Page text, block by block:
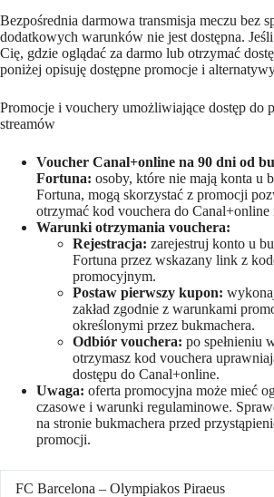
Bezpośrednia darmowa transmisja meczu bez
dodatkowych warunków nie jest dostępna.
Cię, gdzie oglądać za darmo lub otrzymać
poniżej opisuję dostępne promocje i
Promocje i vouchery umożliwiające dostęp do
streamów
Voucher Canal+online na 90 dni od
Fortuna: osoby, które nie mają konta u
Fortuna, mogą skorzystać z promocji
otrzymać kod vouchera do Canal+online
Warunki otrzymania vouchera:
Rejestracja: zarejestruj konto u
Fortuna przez wskazany link z
promocyjnym.
Postaw pierwszy kupon:
zakład zgodnie z warunkami
określonymi przez bukmachera.
Odbiór vouchera: po spełnieniu
otrzymasz kod vouchera
dostępu do Canal+online.
Uwaga: oferta promocyjna może mieć
czasowe i warunki regulaminowe.
na stronie bukmachera przed
promocji.
FC Barcelona – Olympiakos Piraeus